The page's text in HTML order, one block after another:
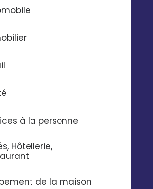
à la personne
Hôtellerie,
de la maison
FAQ
Nos vidéos